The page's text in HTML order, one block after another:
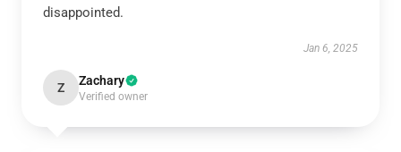
disappointed.
Jan 6, 2025
Z Zachary
Verified owner